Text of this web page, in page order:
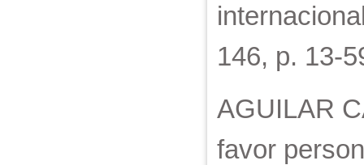
146, p. 13-
AGUILAR
favor